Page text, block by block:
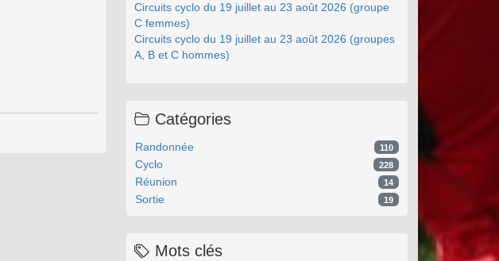
Circuits cyclo du 19 juillet au 23 août 2026 (groupe
C femmes)
Circuits cyclo du 19 juillet au 23 août 2026 (groupes
A, B et C hommes)
Catégories
Randonnée 110
Cyclo 228
Réunion 14
Sortie 19
Mots clés